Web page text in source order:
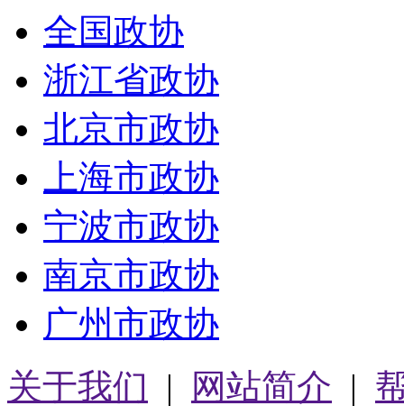
全国政协
浙江省政协
北京市政协
上海市政协
宁波市政协
南京市政协
广州市政协
关于我们 | 网站简介 |